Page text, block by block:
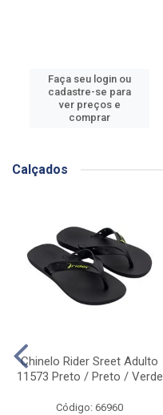
Faça seu login ou
cadastre-se para
ver preços e
comprar
Calçados
Chinelo Rider Sreet Adulto
11573 Preto / Preto / Verde
Código: 66960